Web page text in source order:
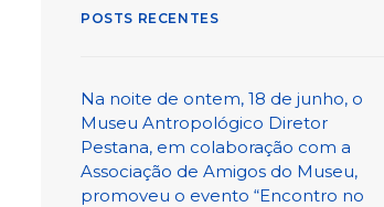
POSTS RECENTES
Na noite de ontem, 18 de junho, o
Museu Antropológico Diretor
Pestana, em colaboração com a
Associação de Amigos do Museu,
promoveu o evento “Encontro no